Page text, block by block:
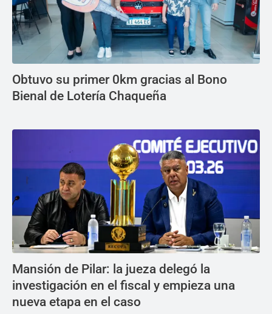
Obtuvo su primer 0km gracias al Bono
Bienal de Lotería Chaqueña
Mansión de Pilar: la jueza delegó la
investigación en el fiscal y empieza una
nueva etapa en el caso